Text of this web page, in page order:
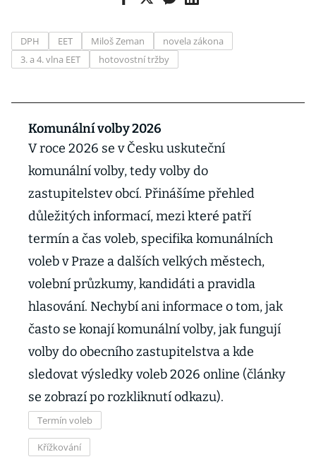
DPH EET Miloš Zeman
novela zákona
3. a 4. vlna EET
hotovostní tržby
Komunální volby 2026
V roce 2026 se v Česku uskuteční
komunální volby, tedy volby do
zastupitelstev obcí. Přinášíme přehled
důležitých informací, mezi které patří
termín a čas voleb, specifika komunálních
voleb v Praze a dalších velkých městech,
volební průzkumy, kandidáti a pravidla
hlasování. Nechybí ani informace o tom, jak
často se konají komunální volby, jak fungují
volby do obecního zastupitelstva a kde
sledovat výsledky voleb 2026 online (články
se zobrazí po rozkliknutí odkazu).
Termín voleb
Křížkování